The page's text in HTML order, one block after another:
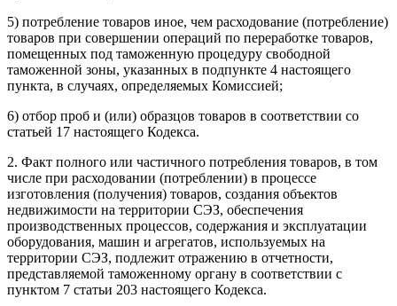
5) потребление товаров иное, чем расходование (потребление)
товаров при совершении операций по переработке товаров,
помещенных под таможенную процедуру свободной
таможенной зоны, указанных в подпункте 4 настоящего
пункта, в случаях, определяемых Комиссией;
6) отбор проб и (или) образцов товаров в соответствии со
статьей 17 настоящего Кодекса.
2. Факт полного или частичного потребления товаров, в том
числе при расходовании (потреблении) в процессе
изготовления (получения) товаров, создания объектов
недвижимости на территории СЭЗ, обеспечения
производственных процессов, содержания и эксплуатации
оборудования, машин и агрегатов, используемых на
территории СЭЗ, подлежит отражению в отчетности,
представляемой таможенному органу в соответствии с
пунктом 7 статьи 203 настоящего Кодекса.